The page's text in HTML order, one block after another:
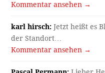
Kommentar ansehen →
karl hirsch: Jetzt heißt es
der Standort…
Kommentar ansehen →